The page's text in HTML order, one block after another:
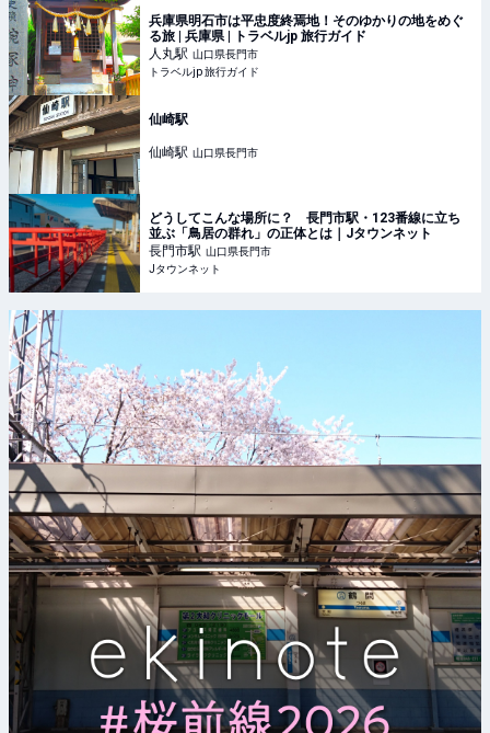
兵庫県明石市は平忠度終焉地！そのゆかりの地をめぐ
る旅 | 兵庫県 | トラベルjp 旅行ガイド
人丸駅 山口県長門市
トラベルjp 旅行ガイド
仙崎駅
仙崎駅 山口県長門市
どうしてこんな場所に？ 長門市駅・123番線に立ち
並ぶ「鳥居の群れ」の正体とは｜Jタウンネット
長門市駅 山口県長門市
Jタウンネット